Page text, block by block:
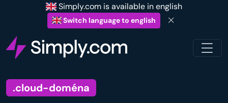
Simply.com is available in english
Switch language to english
.cloud-doména